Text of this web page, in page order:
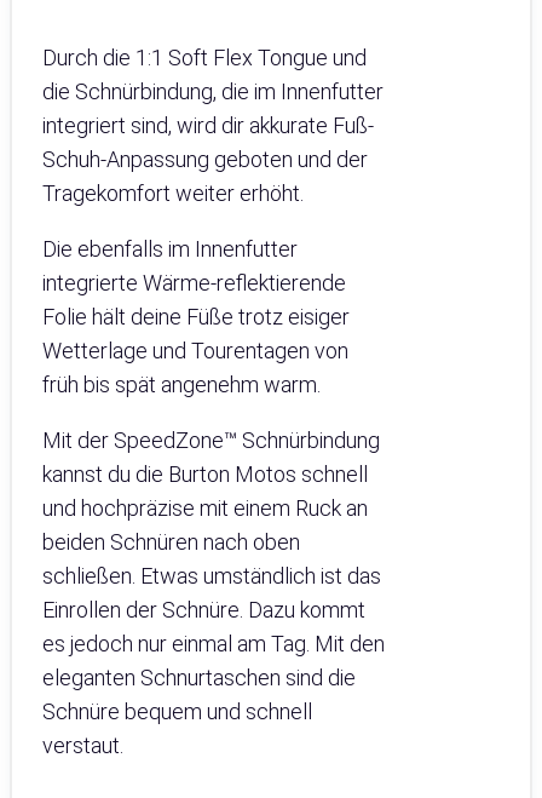
Durch die 1:1 Soft Flex Tongue und
die Schnürbindung, die im Innenfutter
integriert sind, wird dir akkurate Fuß-
Schuh-Anpassung geboten und der
Tragekomfort weiter erhöht.
Die ebenfalls im Innenfutter
integrierte Wärme-reflektierende
Folie hält deine Füße trotz eisiger
Wetterlage und Tourentagen von
früh bis spät angenehm warm.
Mit der SpeedZone™ Schnürbindung
kannst du die Burton Motos schnell
und hochpräzise mit einem Ruck an
beiden Schnüren nach oben
schließen. Etwas umständlich ist das
Einrollen der Schnüre. Dazu kommt
es jedoch nur einmal am Tag. Mit den
eleganten Schnurtaschen sind die
Schnüre bequem und schnell
verstaut.